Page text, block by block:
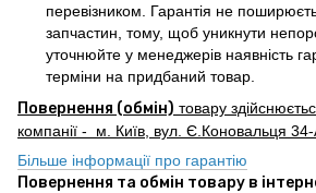
перевізником. Гарантія не
запчастин, тому, щоб уникнути
уточнюйте у менеджерів наявність
терміни на придбаний товар.
Повернення (обмін) товару
компанії - м. Київ, вул. Є.Коновальця
Більше інформації про гарантію
Повернення та обмін товару в